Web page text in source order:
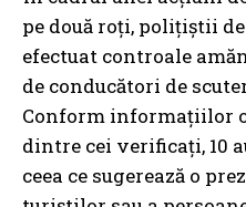
pe două roți, polițiștii
efectuat controale
de conducători de
Conform informațiilor
dintre cei verificați, 10
ceea ce sugerează o